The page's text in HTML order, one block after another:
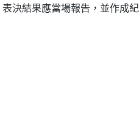
決結果應當場報告，並作成